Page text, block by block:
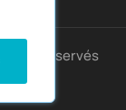
droits réservés